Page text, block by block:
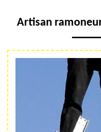
Artisan